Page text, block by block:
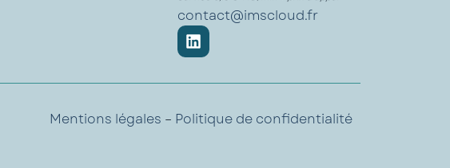
contact@imscloud.fr
Mentions légales – Politique de confidentialité